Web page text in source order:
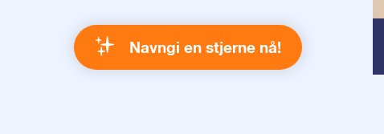
Navngi en stjerne nå!